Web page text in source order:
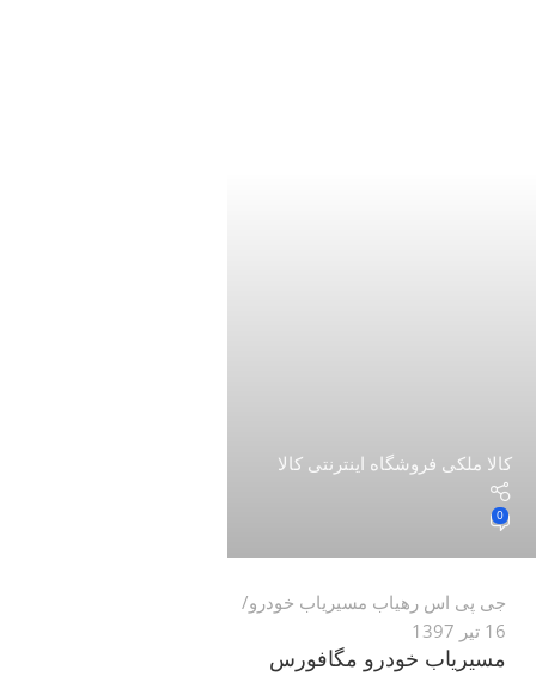
کالا ملکی فروشگاه اینترنتی کالا
0
جی پی اس رهیاب مسیریاب خودرو
16 تیر 1397
مسیریاب خودرو مگافورس